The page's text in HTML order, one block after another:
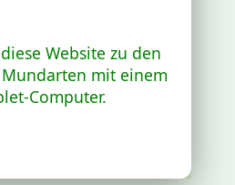
Website zu den
mit einem
Computer.